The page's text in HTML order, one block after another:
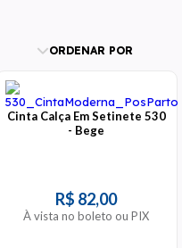
ORDENAR POR
Cinta Calça Em Setinete 530
- Bege
R$ 82,00
À vista no boleto ou PIX